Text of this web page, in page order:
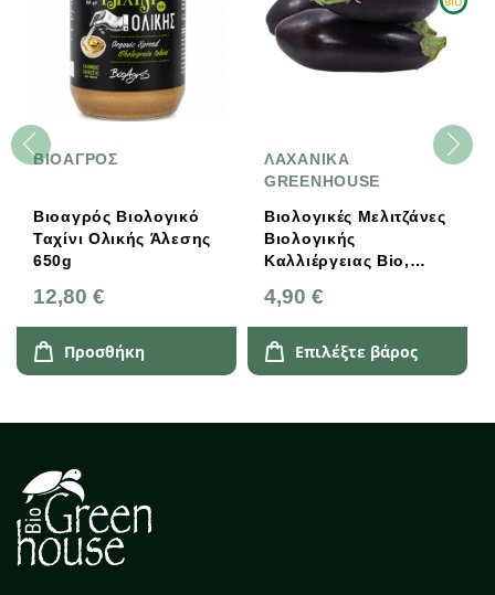
ΒΙΟΑΓΡΟΣ
Βιοαγρός Βιολογικό
Ταχίνι Ολικής Άλεσης
650g
12,80 €
Προσθήκη
ΛΑΧΑΝΙΚΑ
GREENHOUSE
Βιολογικές Μελιτζάνες
Βιολογικής
Καλλιέργειας Bio,
Greenhouse
4,90 €
Επιλέξτε βάρος